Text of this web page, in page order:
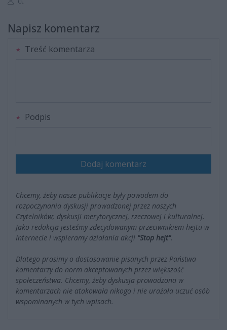
Napisz komentarz
Treść komentarza
Podpis
Dodaj komentarz
Chcemy, żeby nasze publikacje były powodem do
rozpoczynania dyskusji prowadzonej przez naszych
Czytelników; dyskusji merytorycznej, rzeczowej i kulturalnej.
Jako redakcja jesteśmy zdecydowanym przeciwnikiem hejtu w
Internecie i wspieramy działania akcji "Stop hejt".
Dlatego prosimy o dostosowanie pisanych przez Państwa
komentarzy do norm akceptowanych przez większość
społeczeństwa. Chcemy, żeby dyskusja prowadzona w
komentarzach nie atakowała nikogo i nie urażała uczuć osób
wspominanych w tych wpisach.